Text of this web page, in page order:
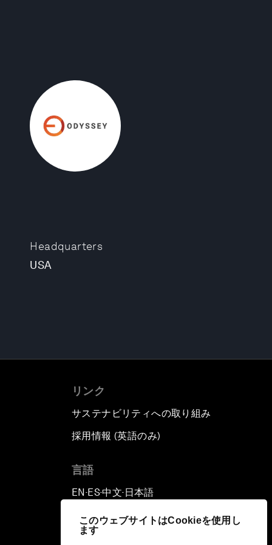
このウェブサイトはCookieを使用し
ます
Headquarters
USA
リンク
サステナビリティへの取り組み
採用情報 (英語のみ)
言語
EN ▪ES▪中文▪ 日本語